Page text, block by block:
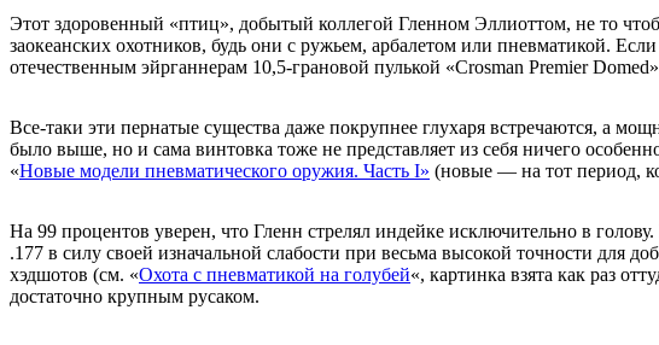
Этот здоровенный «птиц», добытый коллегой Гленном Эллиоттом, не то
заокеанских охотников, будь они с ружьем, арбалетом или пневматикой.
отечественным эйрганнерам 10,5-грановой пулькой «Crosman Premier
Все-таки эти пернатые существа даже покрупнее глухаря встречаются, а
было выше, но и сама винтовка тоже не представляет из себя ничего
«Новые модели пневматического оружия. Часть I» (новые — на тот период,
На 99 процентов уверен, что Гленн стрелял индейке исключительно в
.177 в силу своей изначальной слабости при весьма высокой точности для
хэдшотов (см. «Охота с пневматикой на голубей«, картинка взята как раз
достаточно крупным русаком.